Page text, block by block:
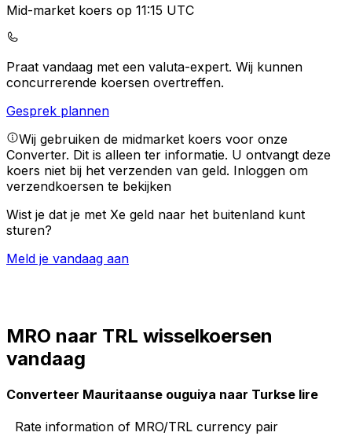
Mid-market koers op 11:15 UTC
Praat vandaag met een valuta-expert. Wij kunnen
concurrerende koersen overtreffen.
Gesprek plannen
Wij gebruiken de midmarket koers voor onze
Converter. Dit is alleen ter informatie. U ontvangt deze
koers niet bij het verzenden van geld. Inloggen om
verzendkoersen te bekijken
Wist je dat je met Xe geld naar het buitenland kunt
sturen?
Meld je vandaag aan
MRO naar TRL wisselkoersen
vandaag
Converteer Mauritaanse ouguiya naar Turkse lire
Rate information of MRO/TRL currency pair